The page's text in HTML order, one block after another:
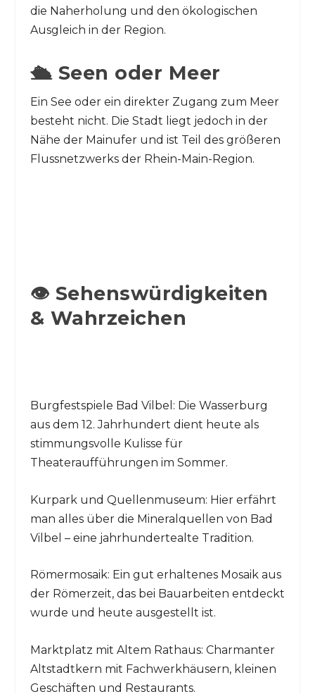
die Naherholung und den ökologischen
Ausgleich in der Region.
🛳️ Seen oder Meer
Ein See oder ein direkter Zugang zum Meer
besteht nicht. Die Stadt liegt jedoch in der
Nähe der Mainufer und ist Teil des größeren
Flussnetzwerks der Rhein-Main-Region.
👁️ Sehenswürdigkeiten
& Wahrzeichen
Burgfestspiele Bad Vilbel: Die Wasserburg
aus dem 12. Jahrhundert dient heute als
stimmungsvolle Kulisse für
Theateraufführungen im Sommer.
Kurpark und Quellenmuseum: Hier erfährt
man alles über die Mineralquellen von Bad
Vilbel – eine jahrhundertealte Tradition.
Römermosaik: Ein gut erhaltenes Mosaik aus
der Römerzeit, das bei Bauarbeiten entdeckt
wurde und heute ausgestellt ist.
Marktplatz mit Altem Rathaus: Charmanter
Altstadtkern mit Fachwerkhäusern, kleinen
Geschäften und Restaurants.